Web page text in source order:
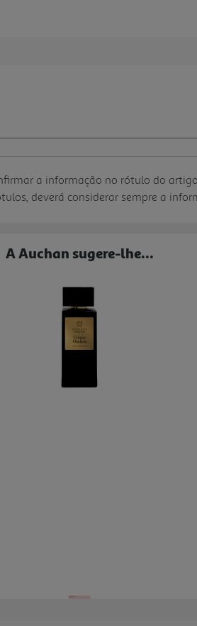
a informação no rótulo do
deverá considerar sempre a
A Auchan sugere-lhe...